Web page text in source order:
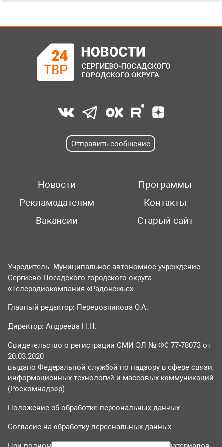
Отправить сообщение
Новости
Программы
Рекламодателям
Контакты
Вакансии
Старый сайт
Учредитель: Муниципальное автономное учреждение
Сергиево-Посадского городского округа
«Телерадиокомпания «Радонежье».
Главный редактор: Перевозникова О.А.
Директор: Андреева Н.Н.
Свидетельство о регистрации СМИ ЭЛ № ФС 77-78073 от
20.03.2020
выдано Федеральной службой по надзору в сфере связи,
информационных технологий и массовых коммуникаций
(Роскомнадзор).
Положение об обработке персональных данных
Согласие на обработку персональных данных